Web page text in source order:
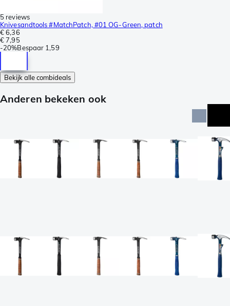
5 reviews
Knivesandtools #MatchPatch, #01 OG-Green, patch
€ 6,36
€ 7,95
-20%Bespaar 1,59
Bekijk alle combideals
Anderen bekeken ook